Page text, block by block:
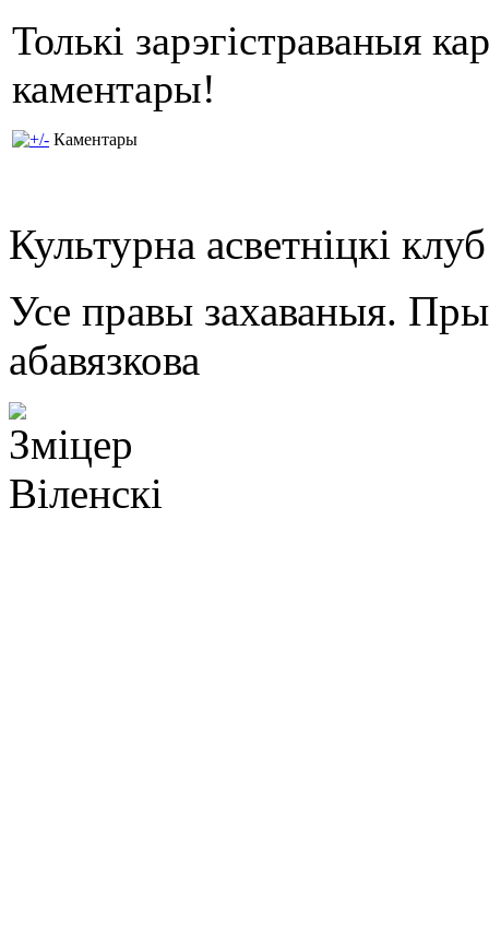
Толькі зарэгістраваныя
каментары!
Каментары
Культурна асветнiцкi
Усе правы захаваныя.
абавязкова